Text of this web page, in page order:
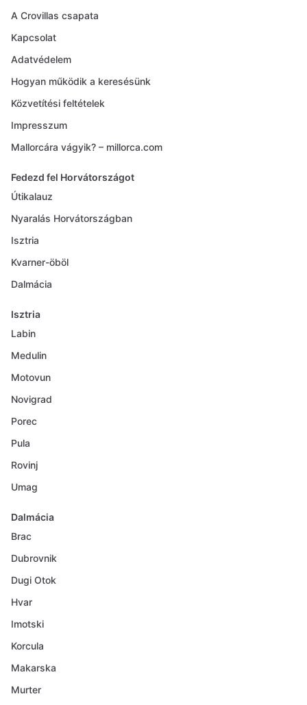
A Crovillas csapata
Kapcsolat
Adatvédelem
Hogyan működik a keresésünk
Közvetítési feltételek
Impresszum
Mallorcára vágyik? – millorca.com
Fedezd fel Horvátországot
Útikalauz
Nyaralás Horvátországban
Isztria
Kvarner-öböl
Dalmácia
Isztria
Labin
Medulin
Motovun
Novigrad
Porec
Pula
Rovinj
Umag
Dalmácia
Brac
Dubrovnik
Dugi Otok
Hvar
Imotski
Korcula
Makarska
Murter